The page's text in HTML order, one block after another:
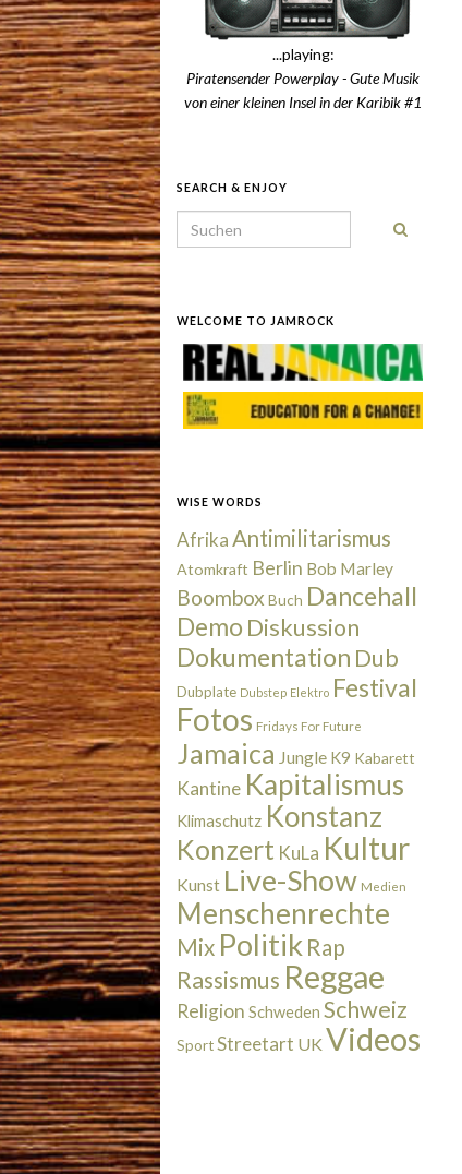
...playing:
Piratensender Powerplay - Gute Musik
von einer kleinen Insel in der Karibik #1
SEARCH & ENJOY
Search for:
WELCOME TO JAMROCK
WISE WORDS
AfrikaAntimilitarismus
Atomkraft Berlin Bob Marley
Boombox Buch Dancehall
Demo Diskussion
Dokumentation Dub
Dubplate Dubstep Elektro Festival
Fotos Fridays For Future
Jamaica Jungle K9 Kabarett
Kantine Kapitalismus
Klimaschutz Konstanz
Konzert KuLa Kultur
Kunst Live-Show Medien
Menschenrechte
Mix Politik Rap
Rassismus Reggae
Religion Schweden Schweiz
SportStreetart UKVideos